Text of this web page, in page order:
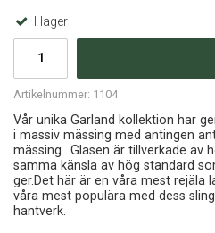
I lager
Artikelnummer: 1104
Vår unika Garland kollektion har
i massiv mässing med antingen
mässing.. Glasen är tillverkade av
samma känsla av hög standard
ger.Det här är en våra mest rejäla
våra mest populära med dess
hantverk.